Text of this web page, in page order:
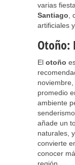
varias
Santiago
artificiales
Otoño:
El otoño
promedio
ambiente
añade un
naturales,
convierte
conocer